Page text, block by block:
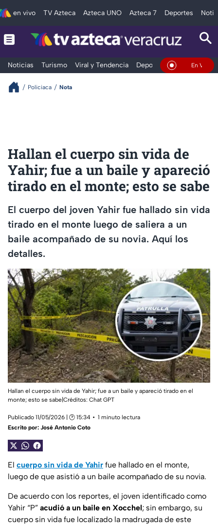
en vivo TV Azteca Azteca UNO Azteca 7 Deportes
Noticias Turismo Viral y Tendencia Deportes Espectáculos
En Vivo
Policiaca Nota
Hallan el cuerpo sin vida de
Yahir; fue a un baile y apareció
tirado en el monte; esto se sabe
El cuerpo del joven Yahir fue hallado sin vida
tirado en el monte luego de saliera a un
baile acompañado de su novia. Aquí los
detalles.
Hallan el cuerpo sin vida de Yahir; fue a un baile y apareció tirado en el
monte; esto se sabe|Créditos: Chat GPT
Publicado 11/05/2026 | 🕑 15:34
1 minuto lectura
Escrito por: José Antonio Coto
El cuerpo sin vida de Yahir fue hallado en el monte,
luego de que asistió a un baile acompañado de su novia.
De acuerdo con los reportes, el joven identificado como
Yahir “P” acudió a un baile en Xocchel; sin embargo, su
cuerpo sin vida fue localizado la madrugada de este